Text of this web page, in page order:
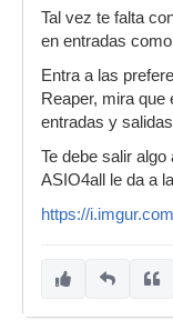
Tal vez te falta
en entradas
Entra a las
Reaper, mira
entradas y
Te debe salir
ASIO4all le da a
https://